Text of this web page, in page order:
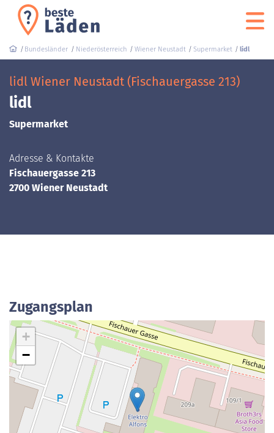
Bundesländer Niederösterreich Wiener Neustadt Supermarket lidl
lidl Wiener Neustadt (Fischauergasse 213)
lidl
Supermarket
Adresse & Kontakte
Fischauergasse 213
2700 Wiener Neustadt
Zugangsplan
+
−